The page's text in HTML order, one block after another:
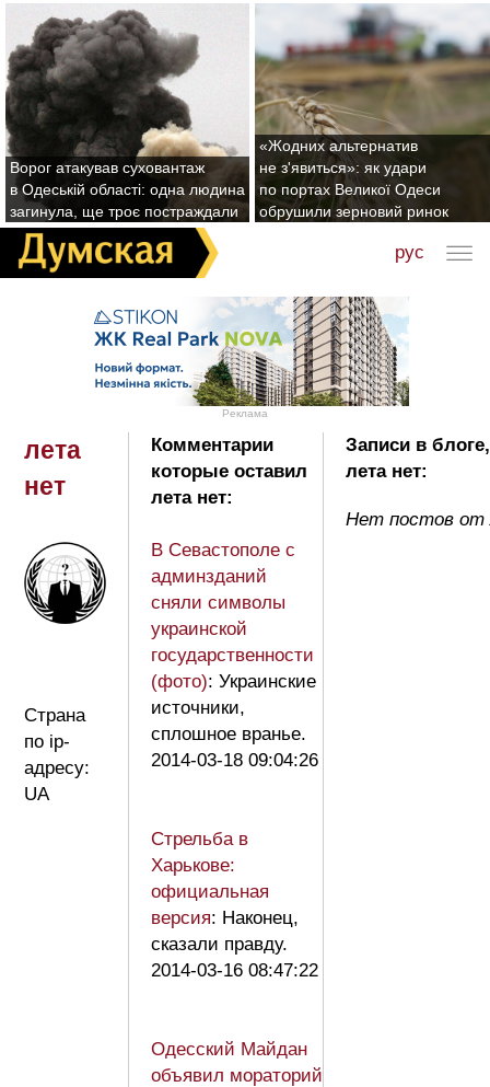
Ворог атакував суховантаж
в Одеській області: одна людина
загинула, ще троє постраждали
«Жодних альтернатив
не з'явиться»: як удари
по портах Великої Одеси
обрушили зерновий ринок
рус
Реклама
лета
нет
Страна
по ip-
адресу:
UA
Комментарии
которые оставил
лета нет:
В Севастополе с
админзданий
сняли символы
украинской
государственности
(фото): Украинские
источники,
сплошное вранье.
2014-03-18 09:04:26
Стрельба в
Харькове:
официальная
версия: Наконец,
сказали правду.
2014-03-16 08:47:22
Одесский Майдан
объявил мораторий
Записи в
лета нет:
Нет постов от